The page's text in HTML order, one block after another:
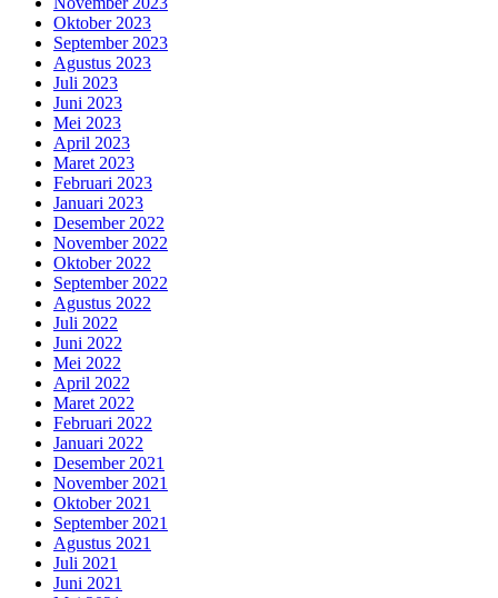
Oktober 2023
September 2023
Agustus 2023
Juli 2023
Juni 2023
Mei 2023
April 2023
Maret 2023
Februari 2023
Januari 2023
Desember 2022
November 2022
Oktober 2022
September 2022
Agustus 2022
Juli 2022
Juni 2022
Mei 2022
April 2022
Maret 2022
Februari 2022
Januari 2022
Desember 2021
November 2021
Oktober 2021
September 2021
Agustus 2021
Juli 2021
Juni 2021